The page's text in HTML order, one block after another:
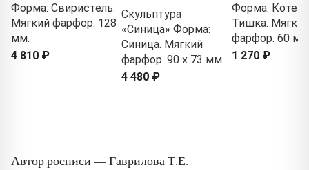
Форма: Свиристель.
Мягкий фарфор. 128
мм.
4 810 ₽
Скульптура
«Синица» Форма:
Синица. Мягкий
фарфор. 90 x 73 мм.
4 480 ₽
Форма:
Тишка. Мягкий
фарфор. 60
1 270 ₽
Автор росписи — Гаврилова Т.Е.